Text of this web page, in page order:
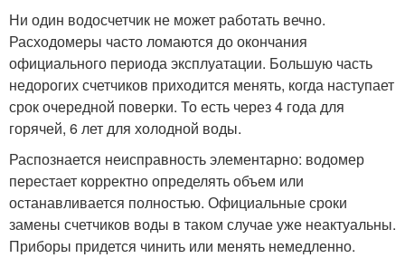
Ни один водосчетчик не может работать вечно.
Расходомеры часто ломаются до окончания
официального периода эксплуатации. Большую часть
недорогих счетчиков приходится менять, когда наступает
срок очередной поверки. То есть через 4 года для
горячей, 6 лет для холодной воды.
Распознается неисправность элементарно: водомер
перестает корректно определять объем или
останавливается полностью. Официальные сроки
замены счетчиков воды в таком случае уже неактуальны.
Приборы придется чинить или менять немедленно.